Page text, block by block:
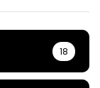
18